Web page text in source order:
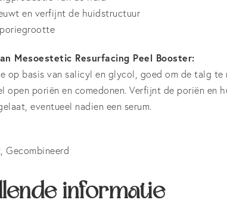
en verfijnt de huidstructuur
Mesoestetic Resurfacing Peel Booster:
op basis van salicyl en glycol, goed om de talg
open poriën en comedonen. Verfijnt de poriën en
eventueel nadien een serum.
Gecombineerd
informatie